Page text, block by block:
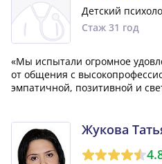
Детский
Стаж 31 год
«Мы испытали огромное
от общения с
эмпатичной, позитивной и
встретиться с ней снова!»
Жукова